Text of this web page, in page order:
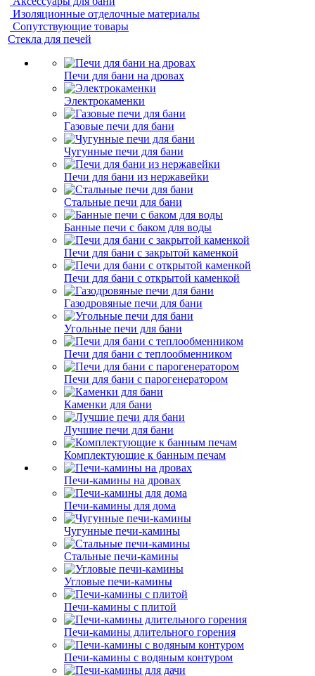
Изоляционные отделочные материалы
Сопутствующие товары
Стекла для печей
Печи для бани на дровах
Электрокаменки
Газовые печи для бани
Чугунные печи для бани
Печи для бани из нержавейки
Стальные печи для бани
Банные печи с баком для воды
Печи для бани с закрытой каменкой
Печи для бани с открытой каменкой
Газодровяные печи для бани
Угольные печи для бани
Печи для бани с теплообменником
Печи для бани с парогенератором
Каменки для бани
Лучшие печи для бани
Комплектующие к банным печам
Печи-камины на дровах
Печи-камины для дома
Чугунные печи-камины
Стальные печи-камины
Угловые печи-камины
Печи-камины с плитой
Печи-камины длительного горения
Печи-камины с водяным контуром